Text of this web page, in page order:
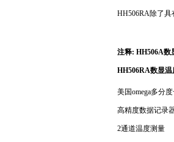
HH506RA除了具
注释: HH506A数
HH506RA数显温
美国omega多分
高精度数据记录
2通道温度测量